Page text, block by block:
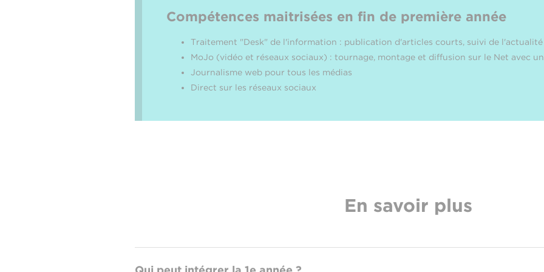
Compétences maitrisées en fin de première année
Traitement "Desk" de l'information : publication d'articles courts, suivi de l'actualité
MoJo (vidéo et réseaux sociaux) : tournage, montage et diffusion sur le Net avec
Journalisme web pour tous les médias
Direct sur les réseaux sociaux
En savoir plus